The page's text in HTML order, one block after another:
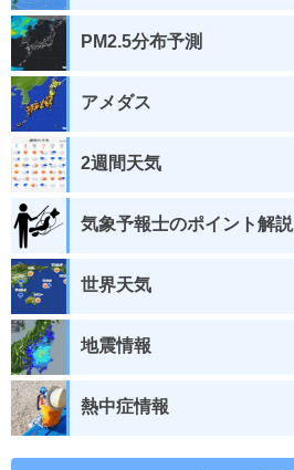
PM2.5分布予測
アメダス
2週間天気
気象予報士のポイント解説
世界天気
地震情報
熱中症情報